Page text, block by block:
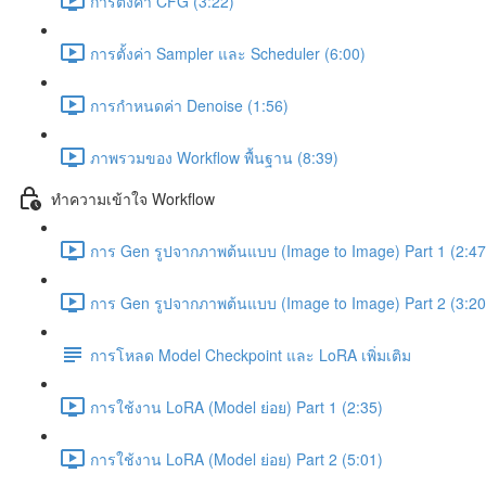
การตั้งค่า Sampler และ Scheduler (6:00)
การกำหนดค่า Denoise (1:56)
ภาพรวมของ Workflow พื้นฐาน (8:39)
ทำความเข้าใจ Workflow
การ Gen รูปจากภาพต้นแบบ (Image to Image) Part 1
การ Gen รูปจากภาพต้นแบบ (Image to Image) Part 2
การโหลด Model Checkpoint และ LoRA เพิ่มเติม
การใช้งาน LoRA (Model ย่อย) Part 1 (2:35)
การใช้งาน LoRA (Model ย่อย) Part 2 (5:01)